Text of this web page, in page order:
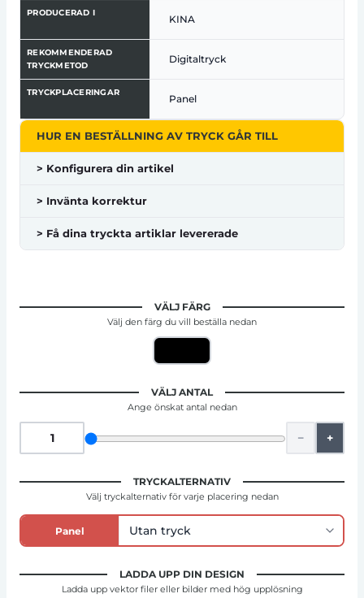
PRODUCERAD I
KINA
REKOMMENDERAD
TRYCKMETOD
Digitaltryck
TRYCKPLACERINGAR
Panel
HUR EN BESTÄLLNING AV TRYCK GÅR TILL
> Konfigurera din artikel
> Invänta korrektur
> Få dina tryckta artiklar levererade
VÄLJ FÄRG
Välj den färg du vill beställa nedan
VÄLJ ANTAL
Ange önskat antal nedan
− +
TRYCKALTERNATIV
Välj tryckalternativ för varje placering nedan
Panel
LADDA UPP DIN DESIGN
Ladda upp vektor filer eller bilder med hög upplösning